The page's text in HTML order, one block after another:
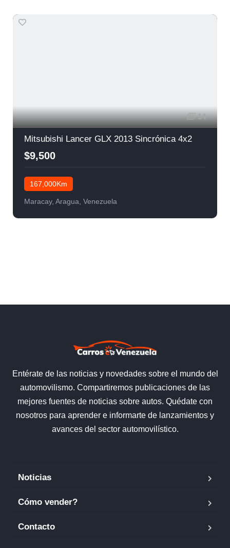
14
Mitsubishi Lancer GLX 2013 Sincrónica 4x2
$9,500
167,000Km
Maracay, Aragua, Venezuela
Entérate de las noticias y novedades sobre el mundo del
automovilismo. Compartiremos publicaciones de las
mejores fuentes de noticias sobre autos. Quédate con
nosotros para aprender e informarte de lanzamientos y
avances del sector automovilístico.
Noticias
Cómo vender?
Contacto